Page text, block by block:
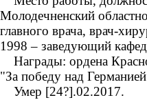
Молодечненский
главного врача, врач-
1998 – заведующий
Награды: ордена
"За победу над
Умер [24?].02.2017.